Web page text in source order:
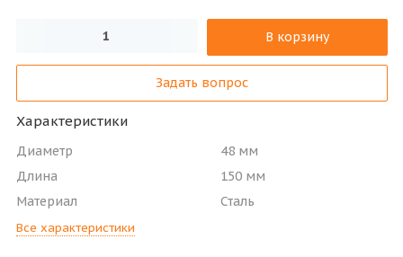
В корзину
Задать вопрос
Характеристики
Диаметр
48 мм
Длина
150 мм
Материал
Сталь
Все характеристики